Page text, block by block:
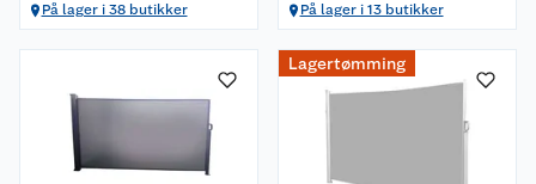
På lager i 38 butikker På lager i 13 butikker
Lagertømming